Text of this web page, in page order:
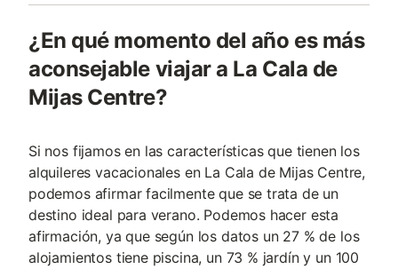
¿En qué momento del año es más
aconsejable viajar a La Cala de
Mijas Centre?
Si nos fijamos en las características que tienen los
alquileres vacacionales en La Cala de Mijas Centre,
podemos afirmar facilmente que se trata de un
destino ideal para verano. Podemos hacer esta
afirmación, ya que según los datos un 27 % de los
alojamientos tiene piscina, un 73 % jardín y un 100